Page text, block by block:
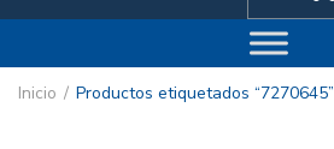
Inicio Productos etiquetados “7270645”